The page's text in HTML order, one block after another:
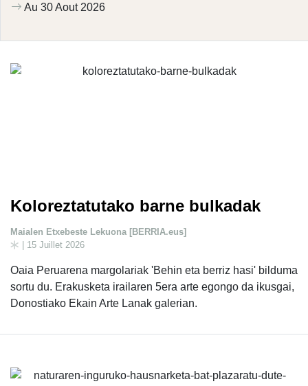
Au 30 Aout 2026
Koloreztatutako barne bulkadak
Maialen Etxebeste Lekuona [BERRIA.eus]
| 15 Juillet 2026
Oaia Peruarena margolariak 'Behin eta berriz hasi' bilduma
sortu du. Erakusketa irailaren 5era arte egongo da ikusgai,
Donostiako Ekain Arte Lanak galerian.